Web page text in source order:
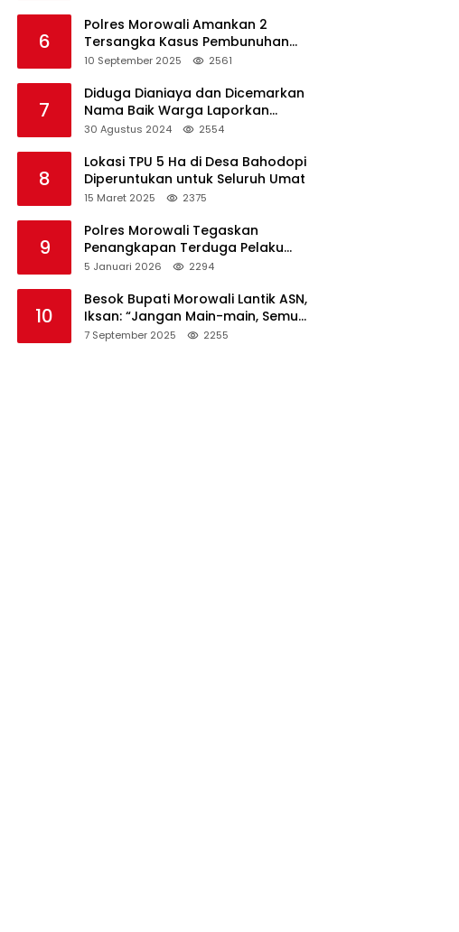
6
Polres Morowali Amankan 2
Tersangka Kasus Pembunuhan
WNA di Desa Topogaro
10 September 2025 2561
7
Diduga Dianiaya dan Dicemarkan
Nama Baik Warga Laporkan
Oknum Kades dan Oknum Polisi
30 Agustus 2024 2554
8
Lokasi TPU 5 Ha di Desa Bahodopi
Diperuntukan untuk Seluruh Umat
15 Maret 2025 2375
9
Polres Morowali Tegaskan
Penangkapan Terduga Pelaku
Pembakaran Kantor PT RCP Sesuai
5 Januari 2026 2294
10
Besok Bupati Morowali Lantik ASN,
Iksan: “Jangan Main-main, Semua
Saya Pantau”
7 September 2025 2255